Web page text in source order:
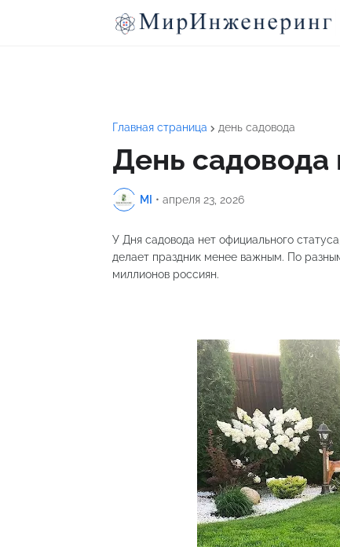
Главная страница день садовода
День садовода
MI • апреля 23, 2026
У Дня садовода нет официального
делает праздник менее важным. По
миллионов россиян.